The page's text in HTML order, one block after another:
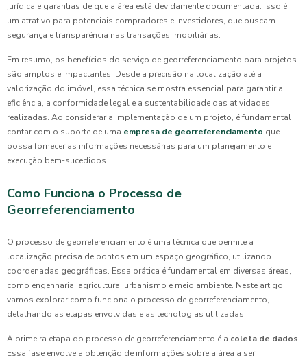
jurídica e garantias de que a área está devidamente documentada. Isso é
um atrativo para potenciais compradores e investidores, que buscam
segurança e transparência nas transações imobiliárias.
Em resumo, os benefícios do serviço de georreferenciamento para projetos
são amplos e impactantes. Desde a precisão na localização até a
valorização do imóvel, essa técnica se mostra essencial para garantir a
eficiência, a conformidade legal e a sustentabilidade das atividades
realizadas. Ao considerar a implementação de um projeto, é fundamental
contar com o suporte de uma empresa de georreferenciamento que
possa fornecer as informações necessárias para um planejamento e
execução bem-sucedidos.
Como Funciona o Processo de
Georreferenciamento
O processo de georreferenciamento é uma técnica que permite a
localização precisa de pontos em um espaço geográfico, utilizando
coordenadas geográficas. Essa prática é fundamental em diversas áreas,
como engenharia, agricultura, urbanismo e meio ambiente. Neste artigo,
vamos explorar como funciona o processo de georreferenciamento,
detalhando as etapas envolvidas e as tecnologias utilizadas.
A primeira etapa do processo de georreferenciamento é a coleta de dados.
Essa fase envolve a obtenção de informações sobre a área a ser